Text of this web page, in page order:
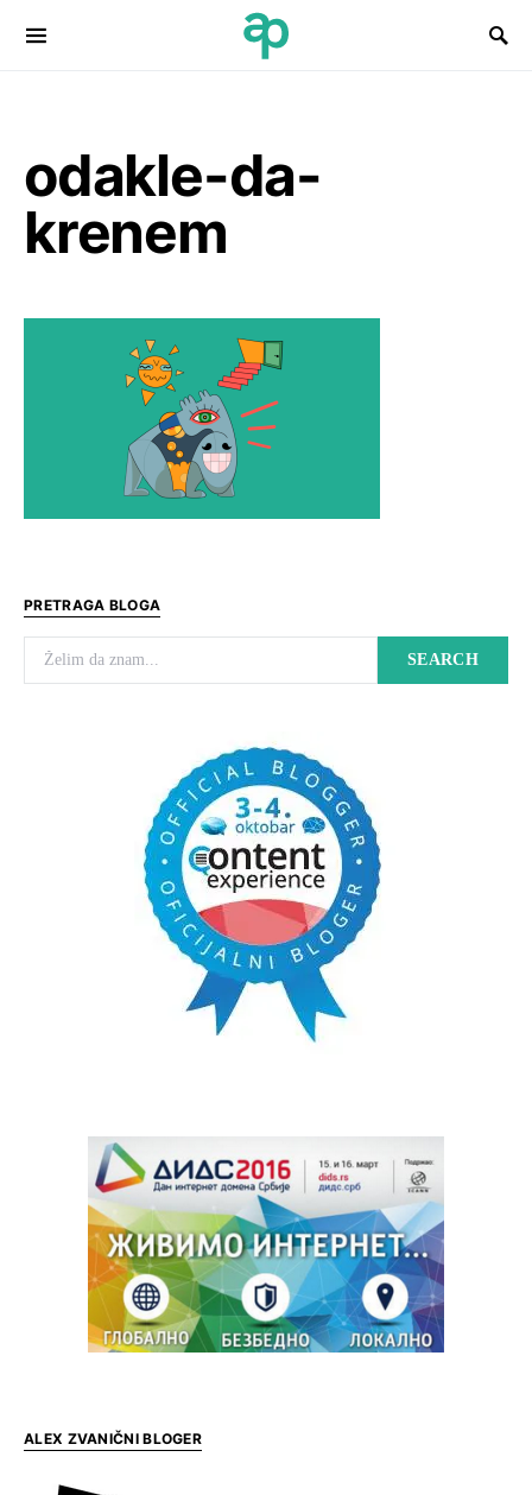
Search for:
odakle-da-
krenem
PRETRAGA BLOGA
Search for:
SEARCH
ALEX ZVANIČNI BLOGER